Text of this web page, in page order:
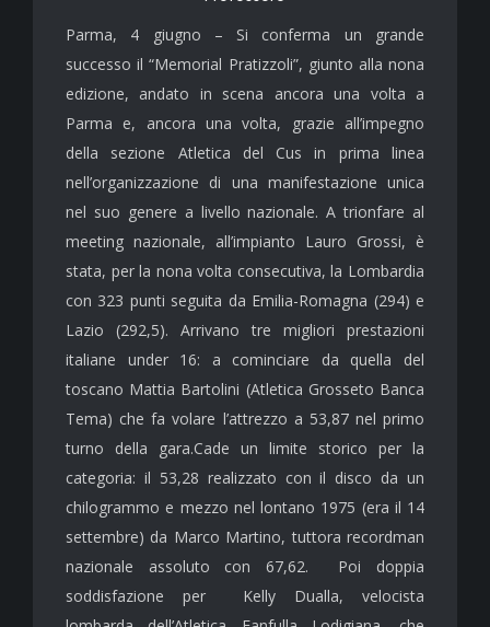
Parma, 4 giugno – Si conferma un grande
successo il “Memorial Pratizzoli”, giunto alla nona
edizione, andato in scena ancora una volta a
Parma e, ancora una volta, grazie all’impegno
della sezione Atletica del Cus in prima linea
nell’organizzazione di una manifestazione unica
nel suo genere a livello nazionale. A trionfare al
meeting nazionale, all’impianto Lauro Grossi, è
stata, per la nona volta consecutiva, la Lombardia
con 323 punti seguita da Emilia-Romagna (294) e
Lazio (292,5). Arrivano tre migliori prestazioni
italiane under 16: a cominciare da quella del
toscano Mattia Bartolini (Atletica Grosseto Banca
Tema) che fa volare l’attrezzo a 53,87 nel primo
turno della gara.Cade un limite storico per la
categoria: il 53,28 realizzato con il disco da un
chilogrammo e mezzo nel lontano 1975 (era il 14
settembre) da Marco Martino, tuttora recordman
nazionale assoluto con 67,62. Poi doppia
soddisfazione per Kelly Dualla, velocista